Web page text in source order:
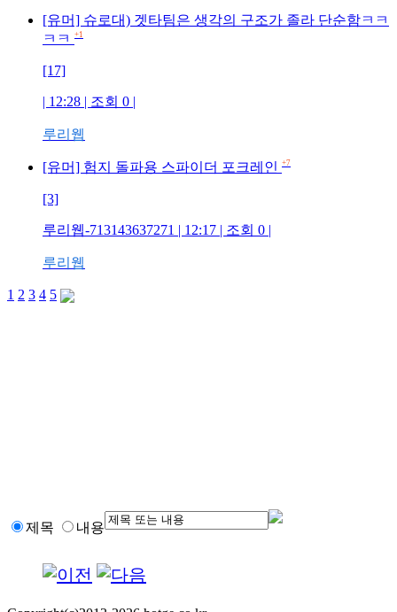
[유머] 슈로대) 겟타팀은 생각의 구조가 졸라 단순함ㅋㅋ
ㅋㅋ
+1
[17]
| 12:28 | 조회 0 |
루리웹
[유머] 험지 돌파용 스파이더 포크레인 +7
[3]
루리웹-713143637271 | 12:17 | 조회 0 |
루리웹
1 2 3 4 5
제목 내용